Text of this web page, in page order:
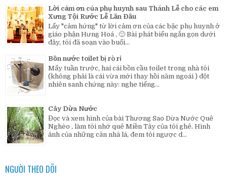
Lời cảm ơn của phụ huynh sau Thánh Lễ cho các em
Xưng Tội Rước Lễ Lần Đầu
Lấy "cảm hứng" từ lời cảm ơn của các bậc phụ huynh ở
giáo phận Hưng Hoá , 🙂 Bài phát biểu ngắn gọn dưới
đây, tôi đã soạn vào buổi...
Bồn nước toilet bị rò rỉ
Mấy tuần trước, hai cái bồn cầu toilet trong nhà tôi
(không phải là cái vừa mới thay hồi năm ngoái ) đột
nhiên sanh chứng này: nghe tiếng...
Cây Dừa Nước
Đọc và xem hình của bài Thương Sao Dừa Nước Quê
Nghèo , làm tôi nhớ quê Miền Tây của tôi ghê. Hình
ảnh của những căn nhà lá, đem tôi ngược d...
NGƯỜI THEO DÕI